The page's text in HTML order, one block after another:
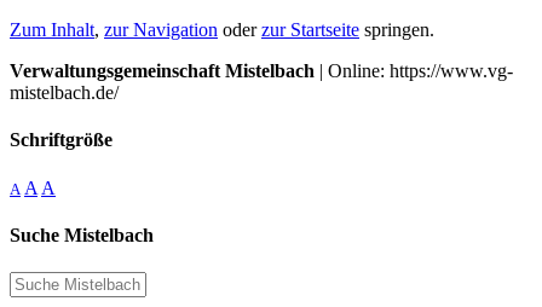
Zum Inhalt, zur Navigation oderzur Startseite springen.
Verwaltungsgemeinschaft Mistelbach | Online: https://www.vg-
mistelbach.de/
Schriftgröße
A A A
Suche Mistelbach